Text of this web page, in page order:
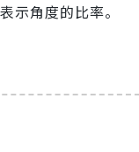
角度的比率。